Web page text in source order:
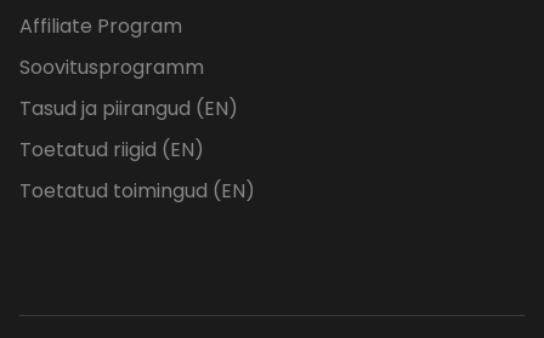
Affiliate Program
Soovitusprogramm
Tasud ja piirangud (EN)
Toetatud riigid (EN)
Toetatud toimingud (EN)